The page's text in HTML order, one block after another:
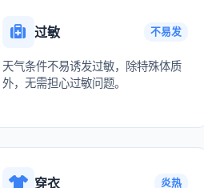
过敏 不易发
天气条件不易诱发过敏，除特殊体质
外，无需担心过敏问题。
穿衣 炎热